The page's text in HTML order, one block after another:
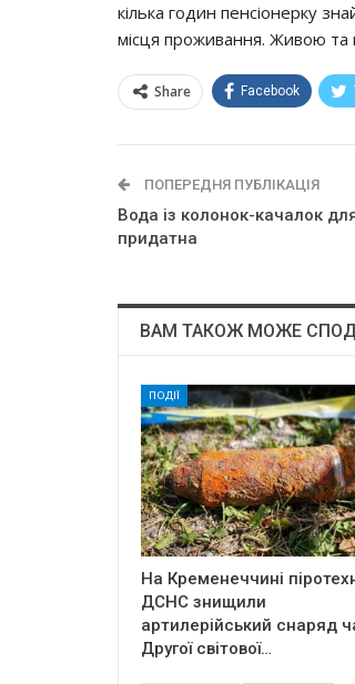
кілька годин пенсіонерку
місця проживання. Живою
Share Facebook
ПОПЕРЕДНЯ ПУБЛІКАЦІЯ
Вода із колонок-качалок
придатна
ВАМ ТАКОЖ МОЖЕ
ПОДІЇ
На Кременеччині
ДСНС знищили
артилерійський снаряд
Другої світової…